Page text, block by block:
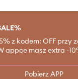
z kodem: OFF przy
appce masz extra -
Pobierz APP